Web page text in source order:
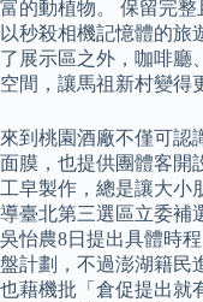
富的動植物。 保留完
以秒殺相機記憶體的旅
了展示區之外，咖啡廳
空間，讓馬祖新村變得
來到桃園酒廠不僅可認
面膜，也提供團體客開
工皁製作，總是讓大小
導臺北第三選區立委補
吳怡農8日提出具體時
盤計劃，不過澎湖籍民
也藉機批「倉促提出就